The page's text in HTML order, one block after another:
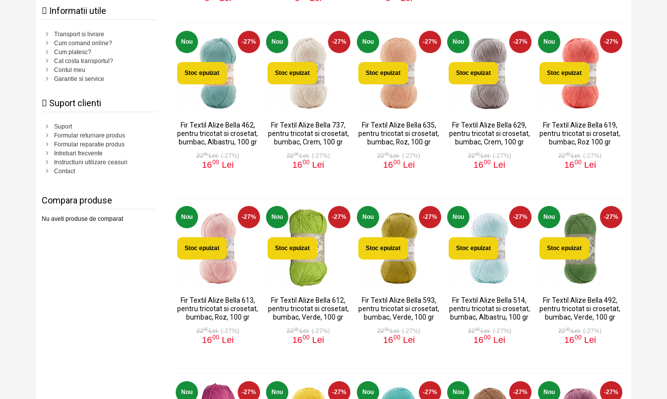
Nou -27%
Stoc epuizat
Fir Textil Alize Bella 462,
pentru tricotat si crosetat,
bumbac, Albastru, 100 gr
2200Lei (-27%)
1600Lei
Nou -27%
Stoc epuizat
Fir Textil Alize Bella 737,
pentru tricotat si crosetat,
bumbac, Crem, 100 gr
2200Lei (-27%)
1600 Lei
Nou -27%
Stoc epuizat
Fir Textil Alize Bella 635,
pentru tricotat si crosetat,
bumbac, Roz, 100 gr
2200Lei (-27%)
1600Lei
Nou -27%
Stoc epuizat
Fir Textil Alize Bella 629,
pentru tricotat si crosetat,
bumbac, Crem, 100 gr
2200Lei (-27%)
1600 Lei
Nou -27%
Stoc epuizat
Fir Textil Alize Bella 619,
pentru tricotat si crosetat,
bumbac, Roz 100 gr
2200Lei (-27%)
1600Lei
Nou -27%
Stoc epuizat
Fir Textil Alize Bella 613,
pentru tricotat si crosetat,
bumbac, Roz, 100 gr
2200Lei (-27%)
1600Lei
Nou -27%
Stoc epuizat
Fir Textil Alize Bella 612,
pentru tricotat si crosetat,
bumbac, Verde, 100 gr
2200Lei (-27%)
1600 Lei
Nou -27%
Stoc epuizat
Fir Textil Alize Bella 593,
pentru tricotat si crosetat,
bumbac, Verde, 100 gr
2200Lei (-27%)
1600Lei
Nou -27%
Stoc epuizat
Fir Textil Alize Bella 514,
pentru tricotat si crosetat,
bumbac, Albastru, 100 gr
2200Lei (-27%)
1600 Lei
Nou -27%
Stoc epuizat
Fir Textil Alize Bella 492,
pentru tricotat si crosetat,
bumbac, Verde, 100 gr
2200Lei (-27%)
1600Lei
Nou -27% Nou -27% Nou -27% Nou -27% Nou -27%
Informatii utile
Transport si livrare
Cum comand online?
Cum platesc?
Cat costa transportul?
Contul meu
Garantie si service
Suport clienti
Suport
Formular returnare produs
Formular reparatie produs
Intrebari frecvente
Instructiuni utilizare ceasuri
Contact
Compara produse
Nu aveti produse de comparat